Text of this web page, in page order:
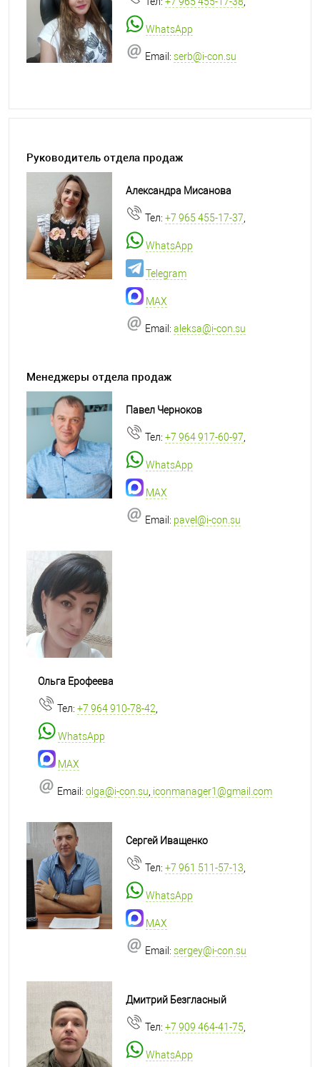
WhatsApp
Email: serb@i-con.su
Руководитель отдела продаж
Александра Мисанова
Тел: +7 965 455-17-37,
WhatsApp
Telegram
MAX
Email: aleksa@i-con.su
Менеджеры отдела продаж
Павел Черноков
Тел: +7 964 917-60-97,
WhatsApp
MAX
Email: pavel@i-con.su
Ольга Ерофеева
Тел: +7 964 910-78-42,
WhatsApp
MAX
Email: olga@i-con.su, iconmanager1@gmail.com
Сергей Иващенко
Тел: +7 961 511-57-13,
WhatsApp
MAX
Email: sergey@i-con.su
Дмитрий Безгласный
Тел: +7 909 464-41-75,
WhatsApp